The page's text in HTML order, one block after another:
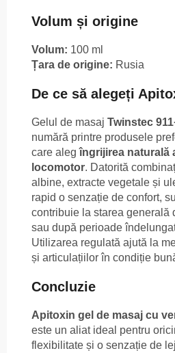
Volum și origine
Volum: 100 ml
Țara de origine: Rusia
De ce să alegeți
Gelul de masaj Twinstec
numără printre produsele
care alegîngrijirea naturală
locomotor. Datorită
albine, extracte vegetale și
rapid o senzație de confort,
contribuie la starea generală
sau după perioade
Utilizarea regulată ajută la
și articulațiilor în condiție
Concluzie
Apitoxin gel de masaj cu
este un aliat ideal pentru
flexibilitate și o senzație de